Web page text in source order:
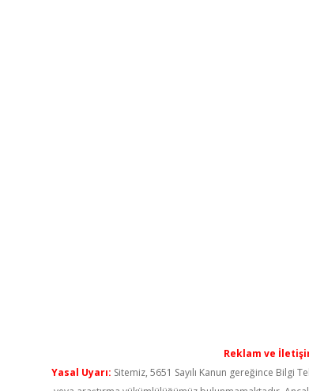
Reklam ve
Yasal Uyarı: Sitemiz, 5651 Sayılı Kanun gereğince